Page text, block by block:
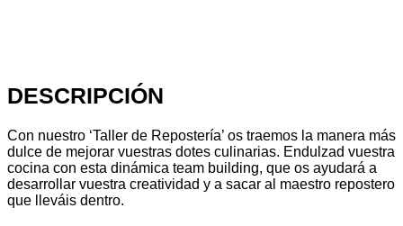
DESCRIPCIÓN
Con nuestro ‘Taller de Repostería’ os traemos la manera más
dulce de mejorar vuestras dotes culinarias. Endulzad vuestra
cocina con esta dinámica team building, que os ayudará a
desarrollar vuestra creatividad y a sacar al maestro repostero
que lleváis dentro.